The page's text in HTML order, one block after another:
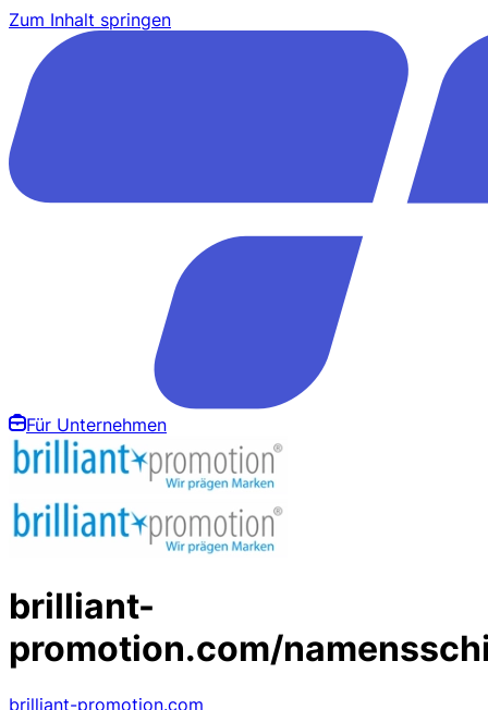
Zum Inhalt springen
Für Unternehmen
brilliant-
promotion.com/
brilliant-promotion.com